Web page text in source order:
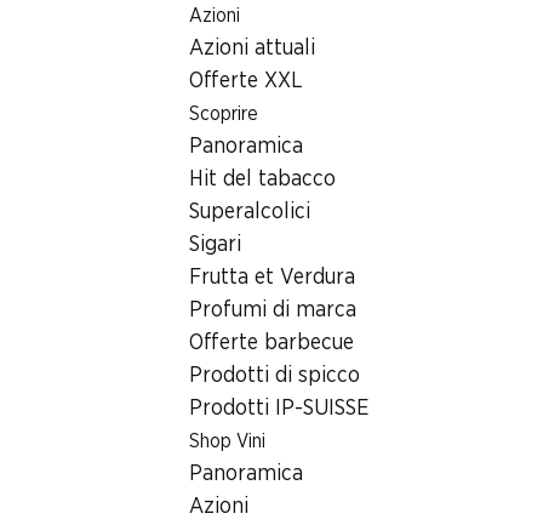
Azioni
Azioni attuali
Offerte XXL
Scoprire
Panoramica
Hit del tabacco
Superalcolici
Sigari
Frutta et Verdura
Profumi di marca
Offerte barbecue
Prodotti di spicco
Prodotti IP-SUISSE
Shop Vini
Panoramica
Azioni
Ricerca di filiale
Filiale Denner Hellbühlstrasse 10, 6102 Malters
6102 Malters
Hellbühlstrasse 10, 6102 Malters
Orari di apertura